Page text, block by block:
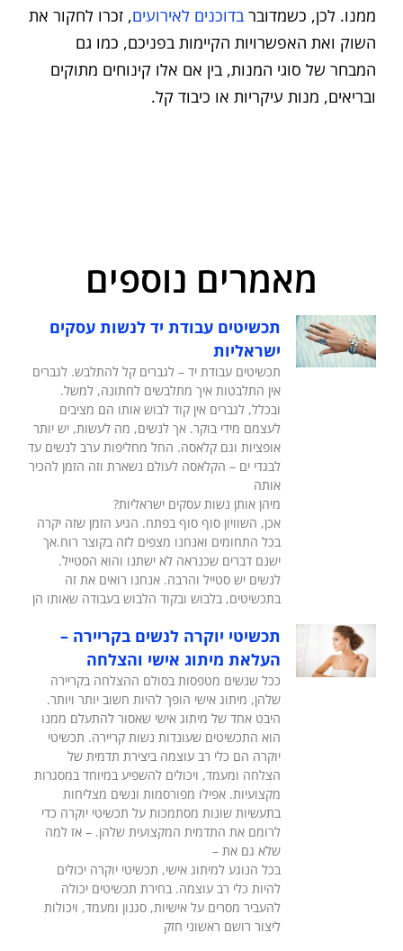
ממנו. לכן, כשמדובר בדוכנים לאירועים, זכרו לחקור את
השוק ואת האפשרויות הקיימות בפניכם, כמו גם
המבחר של סוגי המנות, בין אם אלו קינוחים מתוקים
ובריאים, מנות עיקריות או כיבוד קל.
מאמרים נוספים
תכשיטים עבודת יד לנשות עסקים
ישראליות
תכשיטים עבודת יד – לגברים קל להתלבש. לגברים
אין התלבטות איך מתלבשים לחתונה, למשל.
ובכלל, לגברים אין קוד לבוש אותו הם מציבים
לעצמם מידי בוקר. אך לנשים, מה לעשות, יש יותר
אופציות וגם קלאסה. החל מחליפות ערב לנשים עד
לבגדי ים – הקלאסה לעולם נשארת וזה הזמן להכיר
אותה
מיהן אותן נשות עסקים ישראליות?
אכן, השוויון סוף סוף בפתח. הגיע הזמן שזה יקרה
בכל התחומים ואנחנו מצפים לזה בקוצר רוח.אך
ישנם דברים שכנראה לא ישתנו והוא הסטייל.
לנשים יש סטייל והרבה. אנחנו רואים את זה
בתכשיטים, בלבוש ובקוד הלבוש בעבודה שאותו הן
תכשיטי יוקרה לנשים בקריירה –
העלאת מיתוג אישי והצלחה
ככל שנשים מטפסות בסולם ההצלחה בקריירה
שלהן, מיתוג אישי הופך להיות חשוב יותר ויותר.
היבט אחד של מיתוג אישי שאסור להתעלם ממנו
הוא התכשיטים שעונדות נשות קריירה. תכשיטי
יוקרה הם כלי רב עוצמה ביצירת תדמית של
הצלחה ומעמד, ויכולים להשפיע במיוחד במסגרות
מקצועיות. אפילו מפורסמות ונשים מצליחות
בתעשיות שונות מסתמכות על תכשיטי יוקרה כדי
לרומם את התדמית המקצועית שלהן. – אז למה
שלא גם את –
בכל הנוגע למיתוג אישי, תכשיטי יוקרה יכולים
להיות כלי רב עוצמה. בחירת תכשיטים יכולה
להעביר מסרים על אישיות, סגנון ומעמד, ויכולות
ליצור רושם ראשוני חזק